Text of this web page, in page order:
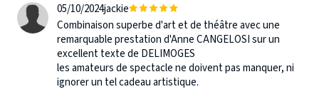
05/10/2024jackie
Combinaison superbe d'art et de théâtre avec une
remarquable prestation d'Anne CANGELOSI sur un
excellent texte de DELIMOGES
les amateurs de spectacle ne doivent pas manquer, ni
ignorer un tel cadeau artistique.